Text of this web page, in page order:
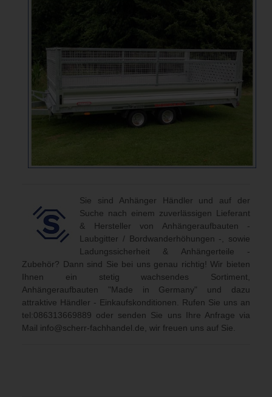
Sie sind Anhänger Händler und auf der
Suche nach einem zuverlässigen Lieferant
& Hersteller von Anhängeraufbauten -
Laubgitter / Bordwanderhöhungen -, sowie
Ladungssicherheit & Anhängerteile -
Zubehör? Dann sind Sie bei uns genau richtig! Wir bieten
Ihnen ein stetig wachsendes Sortiment,
Anhängeraufbauten "Made in Germany" und dazu
attraktive Händler - Einkaufskonditionen. Rufen Sie uns an
tel:086313669889 oder senden Sie uns Ihre Anfrage via
Mail info@scherr-fachhandel.de , wir freuen uns auf Sie.